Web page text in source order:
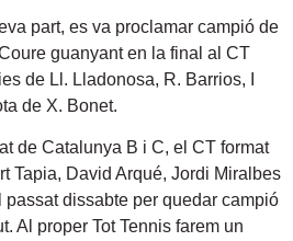
part, es va proclamar campió de
guanyant en la final al CT
de Ll. Lladonosa, R. Barrios, I
de X. Bonet.
de Catalunya B i C, el CT format
Tapia, David Arqué, Jordi Miralbes
dissabte per quedar campió
Al proper Tot Tennis farem un